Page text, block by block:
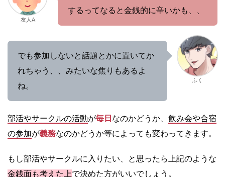
友人A
するってなると金銭的に辛いかも、、
でも参加しないと話題とかに置いてか
れちゃう、、みたいな焦りもあるよ
ね。
ふく
部活やサークルの活動が毎日 なのかどうか、 飲み会や合宿
の参加が義務なのかどうか等によっても変わってきます。
もし部活やサークルに入りたい、と思ったら上記のような
金銭面も考えた上で決めた方がいいでしょう。